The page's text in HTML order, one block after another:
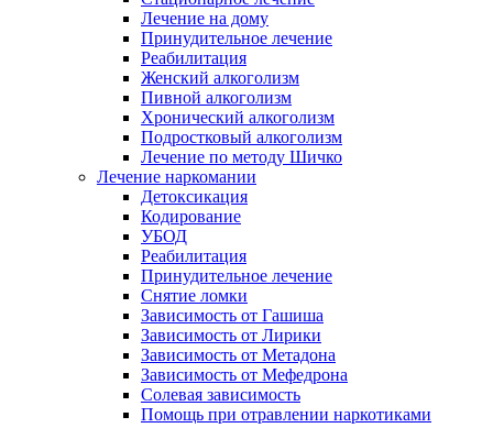
Лечение на дому
Принудительное лечение
Реабилитация
Женский алкоголизм
Пивной алкоголизм
Хронический алкоголизм
Подростковый алкоголизм
Лечение по методу Шичко
Лечение наркомании
Детоксикация
Кодирование
УБОД
Реабилитация
Принудительное лечение
Снятие ломки
Зависимость от Гашиша
Зависимость от Лирики
Зависимость от Метадона
Зависимость от Мефедрона
Солевая зависимость
Помощь при отравлении наркотиками